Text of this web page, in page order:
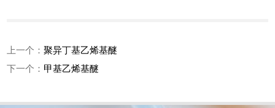
上一个：聚异丁基乙烯基醚
下一个： 甲基乙烯基醚